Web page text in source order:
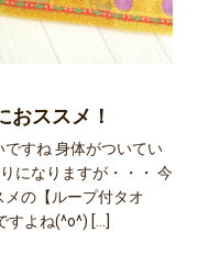
おススメ！
すね 身体がついてい
になりますが・・・ 今
の【ループ付タオ
すよね(^o^) […]